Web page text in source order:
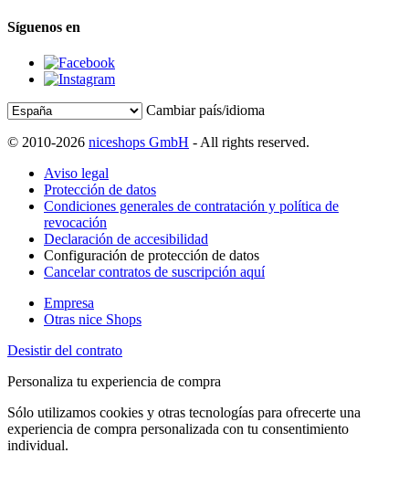
Síguenos en
Cambiar país/idioma
© 2010-2026 niceshops GmbH - All rights reserved.
Aviso legal
Protección de datos
Condiciones generales de contratación y política de
revocación
Declaración de accesibilidad
Configuración de protección de datos
Cancelar contratos de suscripción aquí
Empresa
Otras nice Shops
Desistir del contrato
Personaliza tu experiencia de compra
Sólo utilizamos cookies y otras tecnologías para ofrecerte una
experiencia de compra personalizada con tu consentimiento
individual.